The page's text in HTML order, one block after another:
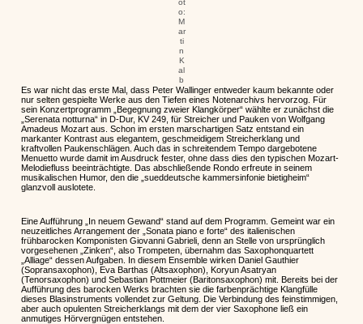
ot
o:
M
ar
ti
n
K
al
b
Es war nicht das erste Mal, dass Peter Wallinger entweder kaum bekannte oder
nur selten gespielte Werke aus den Tiefen eines Notenarchivs hervorzog. Für
sein Konzertprogramm „Begegnung zweier Klangkörper“ wählte er zunächst die
„Serenata notturna“ in D-Dur, KV 249, für Streicher und Pauken von Wolfgang
Amadeus Mozart aus. Schon im ersten marschartigen Satz entstand ein
markanter Kontrast aus elegantem, geschmeidigem Streicherklang und
kraftvollen Paukenschlägen. Auch das in schreitendem Tempo dargebotene
Menuetto wurde damit im Ausdruck fester, ohne dass dies den typischen Mozart-
Melodiefluss beeinträchtigte. Das abschließende Rondo erfreute in seinem
musikalischen Humor, den die „sueddeutsche kammersinfonie bietigheim“
glanzvoll auslotete.
Eine Aufführung „In neuem Gewand“ stand auf dem Programm. Gemeint war ein
neuzeitliches Arrangement der „Sonata piano e forte“ des italienischen
frühbarocken Komponisten Giovanni Gabrieli, denn an Stelle von ursprünglich
vorgesehenen „Zinken“, also Trompeten, übernahm das Saxophonquartett
„Alliage“ dessen Aufgaben. In diesem Ensemble wirken Daniel Gauthier
(Sopransaxophon), Eva Barthas (Altsaxophon), Koryun Asatryan
(Tenorsaxophon) und Sebastian Pottmeier (Baritonsaxophon) mit. Bereits bei der
Aufführung des barocken Werks brachten sie die farbenprächtige Klangfülle
dieses Blasinstruments vollendet zur Geltung. Die Verbindung des feinstimmigen,
aber auch opulenten Streicherklangs mit dem der vier Saxophone ließ ein
anmutiges Hörvergnügen entstehen.